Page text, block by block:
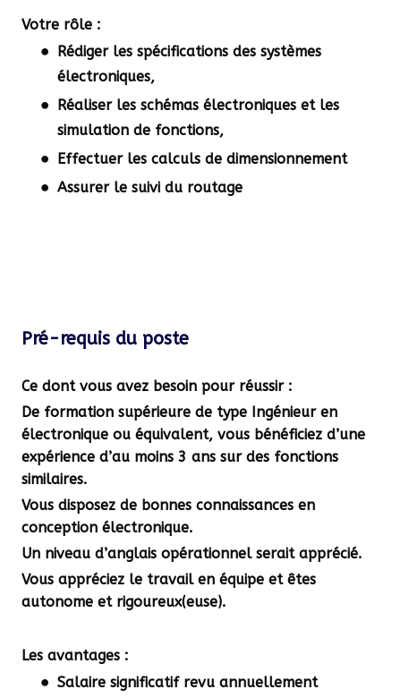
Votre rôle :
Rédiger les spécifications des systèmes
électroniques,
Réaliser les schémas électroniques et les
simulation de fonctions,
Effectuer les calculs de dimensionnement
Assurer le suivi du routage
Pré-requis du poste
Ce dont vous avez besoin pour réussir :
De formation supérieure de type Ingénieur en
électronique ou équivalent, vous bénéficiez d’une
expérience d’au moins 3 ans sur des fonctions
similaires.
Vous disposez de bonnes connaissances en
conception électronique.
Un niveau d’anglais opérationnel serait apprécié.
Vous appréciez le travail en équipe et êtes
autonome et rigoureux(euse).
Les avantages :
Salaire significatif revu annuellement